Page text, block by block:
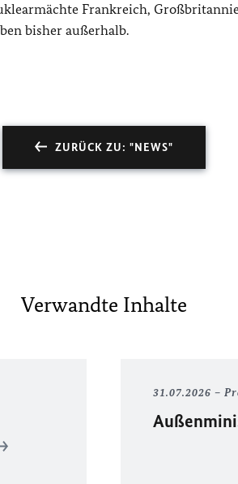
Frankreich,
bisher außerhalb.
ZURÜCK ZU: "NEWS"
Verwandte Inhalte
31.07.2026